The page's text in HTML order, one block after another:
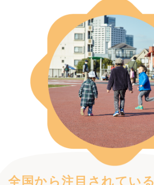
全国から注目されている